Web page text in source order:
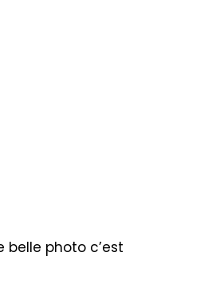
belle photo c’est